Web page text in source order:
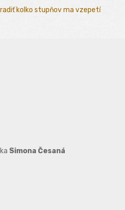
kolko stupňov ma vzepetí
Simona Česaná